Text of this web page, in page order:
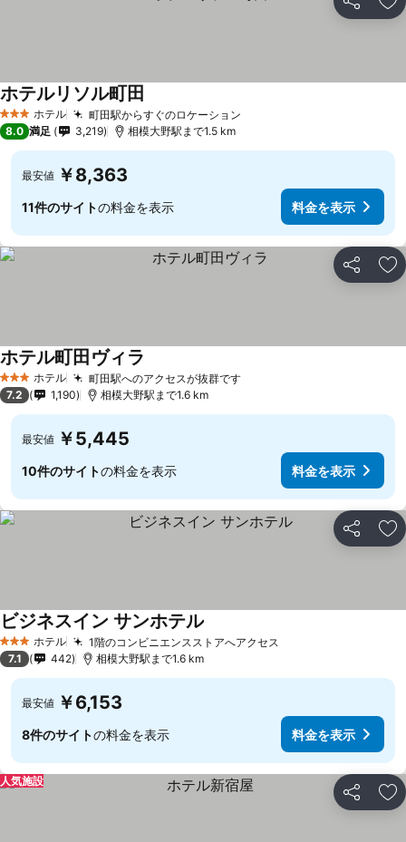
シェア お
3 ホテルのランク
ホテル 町田駅からすぐのロケーション
ホテルリソル町田
8.0 満足 3,219 相模大野駅まで1.5 km
最安値 ￥8,363
11件のサイトの料金を表示 料金を表示
シェア お
3 ホテルのランク
ホテル 町田駅へのアクセスが抜群です
ホテル町田ヴィラ
7.2 1,190 相模大野駅まで1.6 km
最安値 ￥5,445
10件のサイトの料金を表示 料金を表示
シェア お
3 ホテルのランク
ホテル 1階のコンビニエンスストアへアクセス
ビジネスイン サンホテル
7.1 442 相模大野駅まで1.6 km
最安値 ￥6,153
8件のサイトの料金を表示 料金を表示
シェア お
人気施設